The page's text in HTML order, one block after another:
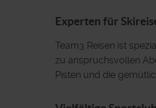
Experten für
Team3 Reisen ist
zu anspruchsvollen
Pisten und die